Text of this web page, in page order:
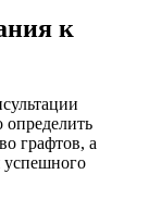
к
определить
графтов, а
успешного